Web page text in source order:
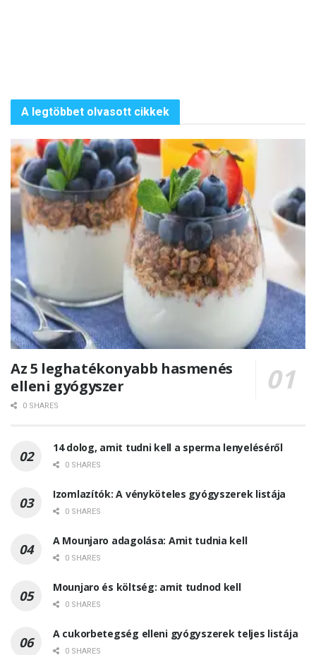
A legtöbbet olvasott cikkek
Az 5 leghatékonyabb hasmenés
elleni gyógyszer
0 SHARES
14 dolog, amit tudni kell a sperma lenyeléséről
0 SHARES
Izomlazítók: A vényköteles gyógyszerek listája
0 SHARES
A Mounjaro adagolása: Amit tudnia kell
0 SHARES
Mounjaro és költség: amit tudnod kell
0 SHARES
A cukorbetegség elleni gyógyszerek teljes listája
0 SHARES